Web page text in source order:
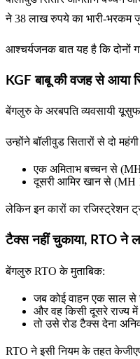
ने 38 लाख रुपये का भारी-भरकम
आश्चर्यजनक बात यह है कि दोनों
KGF बाबू की वजह से आया
बेंगलुरु के अरबपति व्यवसायी
उन्होंने बॉलीवुड सितारों से दो
एक अमिताभ बच्चन से
दूसरी आमिर खान से (MH
लेकिन इन कारों का रजिस्ट्रेशन
टैक्स नहीं चुकाया, RTO ने
बेंगलुरु RTO के मुताबिक:
जब कोई वाहन एक साल से
और वह किसी दूसरे राज्य में
तो उसे रोड टैक्स देना
RTO ने इसी नियम के तहत